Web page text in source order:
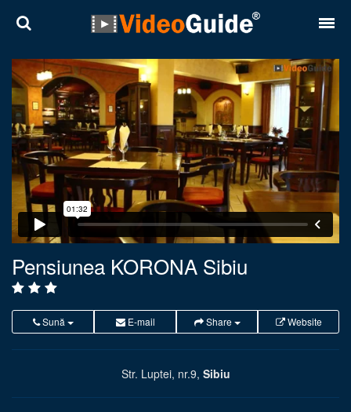
Pensiunea KORONA Sibiu
Sună E-mail Share Website
Str. Luptei, nr.9, Sibiu
Locuri
Destinații
Prețuri
Contact
Despre noi
Reguli de confidentialitate
Română
English